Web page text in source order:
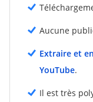
Aucune
Extraire et
YouTube.
Il est très